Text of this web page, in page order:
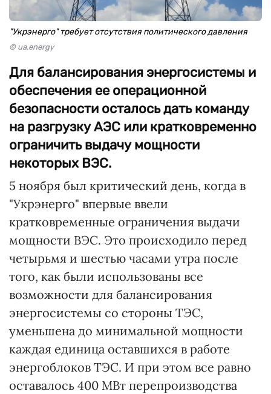
"Укрэнерго" требует отсутствия политического давления
© ua.energy
Для балансирования энергосистемы и
обеспечения ее операционной
безопасности осталось дать команду
на разгрузку АЭС или кратковременно
ограничить выдачу мощности
некоторых ВЭС.
5 ноября был критический день, когда в
"Укрэнерго" впервые ввели
кратковременные ограничения выдачи
мощности ВЭС. Это происходило перед
четырьмя и шестью часами утра после
того, как были использованы все
возможности для балансирования
энергосистемы со стороны ТЭС,
уменьшена до минимальной мощности
каждая единица оставшихся в работе
энергоблоков ТЭС. И при этом все равно
оставалось 400 МВт перепроизводства